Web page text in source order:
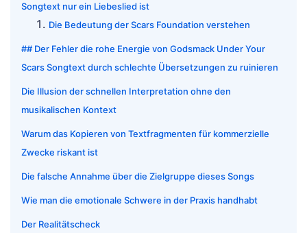
Songtext nur ein Liebeslied ist
Die Bedeutung der Scars Foundation verstehen
## Der Fehler die rohe Energie von Godsmack Under Your
Scars Songtext durch schlechte Übersetzungen zu ruinieren
Die Illusion der schnellen Interpretation ohne den
musikalischen Kontext
Warum das Kopieren von Textfragmenten für kommerzielle
Zwecke riskant ist
Die falsche Annahme über die Zielgruppe dieses Songs
Wie man die emotionale Schwere in der Praxis handhabt
Der Realitätscheck